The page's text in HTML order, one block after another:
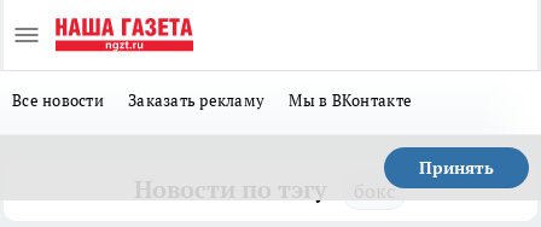
Все новости Заказать рекламу Мы в ВКонтакте
Принять
бокс